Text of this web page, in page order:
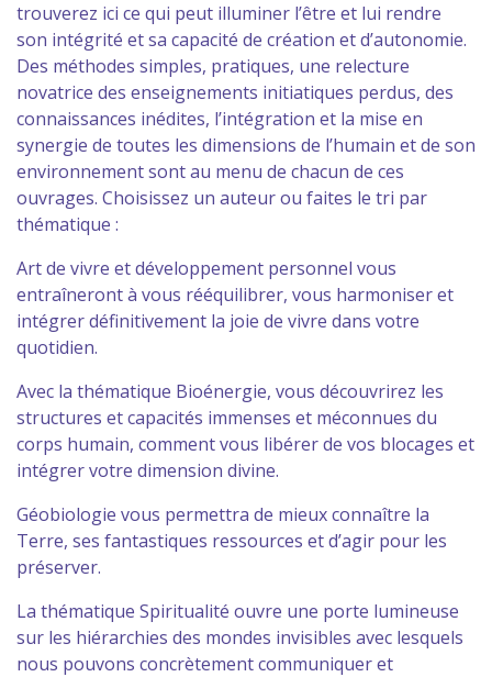
trouverez ici ce qui peut illuminer l’être et lui rendre
son intégrité et sa capacité de création et d’autonomie.
Des méthodes simples, pratiques, une relecture
novatrice des enseignements initiatiques perdus, des
connaissances inédites, l’intégration et la mise en
synergie de toutes les dimensions de l’humain et de son
environnement sont au menu de chacun de ces
ouvrages. Choisissez un auteur ou faites le tri par
thématique :
Art de vivre et développement personnel vous
entraîneront à vous rééquilibrer, vous harmoniser et
intégrer définitivement la joie de vivre dans votre
quotidien.
Avec la thématique Bioénergie, vous découvrirez les
structures et capacités immenses et méconnues du
corps humain, comment vous libérer de vos blocages et
intégrer votre dimension divine.
Géobiologie vous permettra de mieux connaître la
Terre, ses fantastiques ressources et d’agir pour les
préserver.
La thématique Spiritualité ouvre une porte lumineuse
sur les hiérarchies des mondes invisibles avec lesquels
nous pouvons concrètement communiquer et